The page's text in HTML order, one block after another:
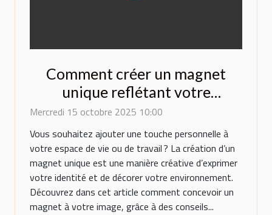
Comment créer un magnet
unique reflétant votre
personnalité?
Mercredi 15 octobre 2025 10:00
Vous souhaitez ajouter une touche personnelle à
votre espace de vie ou de travail ? La création d’un
magnet unique est une manière créative d’exprimer
votre identité et de décorer votre environnement.
Découvrez dans cet article comment concevoir un
magnet à votre image, grâce à des conseils...